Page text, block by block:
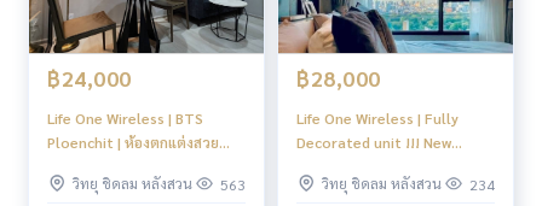
฿24,000
Life One Wireless | BTS
Ploenchit | ห้องตกแต่งสวย
สำคัญ ราคาดี #HL
วิทยุ ชิดลม หลังสวน 563
฿28,000
Life One Wireless | Fully
Decorated unit !!! New
#Marวิทยุ ชิดลม หลังสวน 234